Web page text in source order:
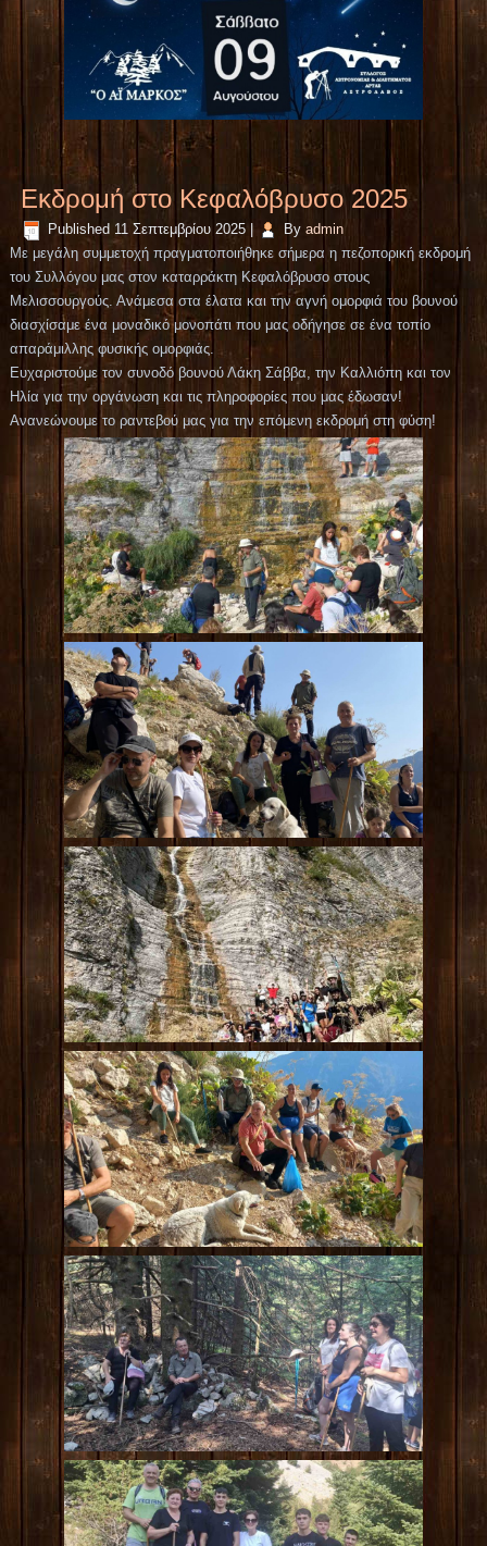
Εκδρομή στο Κεφαλόβρυσο 2025
Published 11 Σεπτεμβρίου 2025 By admin
Με μεγάλη συμμετοχή πραγματοποιήθηκε σήμερα η πεζοπορική εκδρομή
του Συλλόγου μας στον καταρράκτη Κεφαλόβρυσο στους
Μελισσουργούς. Ανάμεσα στα έλατα και την αγνή ομορφιά του βουνού
διασχίσαμε ένα μοναδικό μονοπάτι που μας οδήγησε σε ένα τοπίο
απαράμιλλης φυσικής ομορφιάς.
Ευχαριστούμε τον συνοδό βουνού Λάκη Σάββα, την Καλλιόπη και τον
Ηλία για την οργάνωση και τις πληροφορίες που μας έδωσαν!
Ανανεώνουμε το ραντεβού μας για την επόμενη εκδρομή στη φύση!